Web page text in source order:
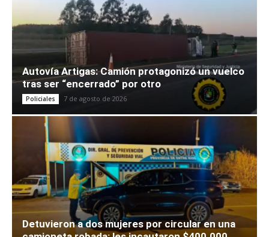
Autovía Artigas: Camión protagonizó un vuelco
tras ser “encerrado” por otro
Policiales 7 de agosto de 2026
Detuvieron a dos mujeres por circular en una